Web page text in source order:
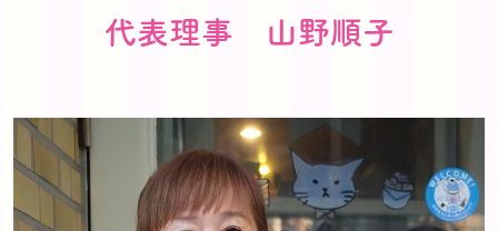
代表理事 山野順子